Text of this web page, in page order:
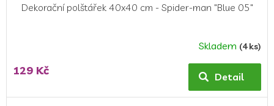
Dekorační polštářek 40x40 cm - Spider-man "Blue 05"
Skladem (4 ks)
129 Kč Detail